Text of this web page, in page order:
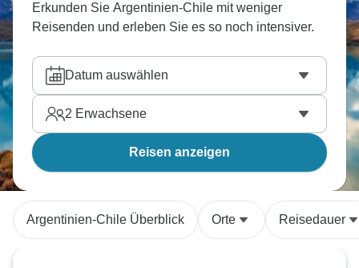
Erkunden Sie Argentinien-Chile mit weniger
Reisenden und erleben Sie es so noch intensiver.
Datum auswählen
2 Erwachsene
Reisen anzeigen
Argentinien-Chile Überblick Orte Reisedauer